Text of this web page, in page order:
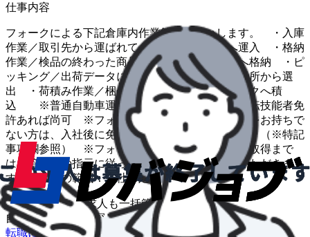
仕事内容
フォークによる下記倉庫内作業等をお願いします。 ・入庫
作業／取引先から運ばれてきた商品を倉庫内へ運入 ・格納
作業／検品の終わった商品を仕分け、保管場所へ格納 ・ピ
ッキング／出荷データに従い必要な商品を保管場所から選
出 ・荷積み作業／梱包された商品を運びトラックへ積
込 ※普通自動車運転免許、フォークリフト運転技能者免
許あれば尚可 ※フォークリフト運転技能者免許をお持ちで
ない方は、入社後に免許を取得していただきます。（※特記
事項欄参照） ※フォークリフト運転技能者免許取得まで
は、管理者の指示に従って倉庫内作業を行っていただきま
す。 変更の範囲：当社の定める業務
\ハローワークの求人も一括管理
自分に合う求人を探してもらう
転職について相談する